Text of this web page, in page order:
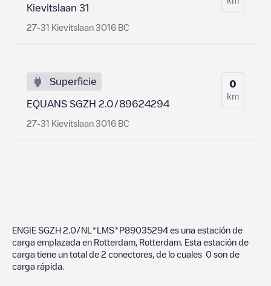
Kievitslaan 31
27-31 Kievitslaan 3016 BC
Superficie
EQUANS SGZH 2.0/89624294
27-31 Kievitslaan 3016 BC
0
km
ENGIE SGZH 2.0/NL*LMS*P89035294 es una estación de
carga emplazada en Rotterdam Rotterdam . Esta estación de
carga tiene un total de 2 conectores, de lo cuales 0 son de
carga rápida.